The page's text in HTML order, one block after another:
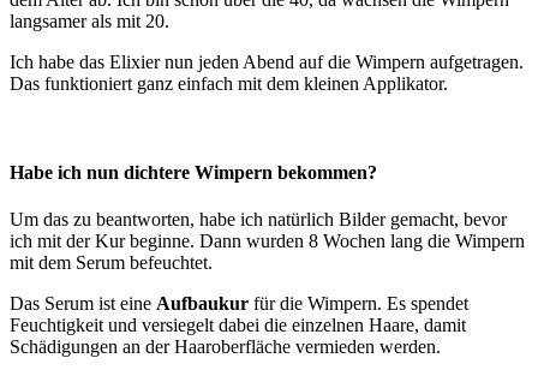
langsamer als mit 20.
Ich habe das Elixier nun jeden Abend auf die Wimpern aufgetragen.
Das funktioniert ganz einfach mit dem kleinen Applikator.
Habe ich nun dichtere Wimpern bekommen?
Um das zu beantworten, habe ich natürlich Bilder gemacht, bevor
ich mit der Kur beginne. Dann wurden 8 Wochen lang die Wimpern
mit dem Serum befeuchtet.
Das Serum ist eine Aufbaukur für die Wimpern. Es spendet
Feuchtigkeit und versiegelt dabei die einzelnen Haare, damit
Schädigungen an der Haaroberfläche vermieden werden.